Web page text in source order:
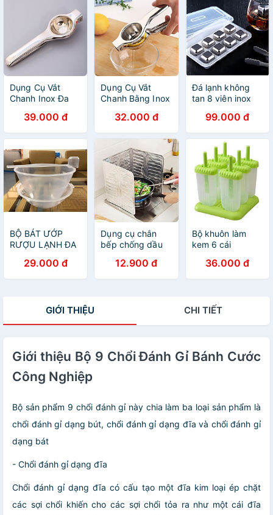
Dụng Cụ Vắt
Chanh Inox Đa
39.000 đ
Dụng Cụ Vắt
Chanh Bằng Inox
Gỉ - Nhỏ Gọn -
Tiện Dụng (Màu
32.000 đ
Đá lạnh không
tan 8 viên inox
29g99.000 đ
BỘ BÁT ƯỚP
RƯỢU LẠNH ĐA
GỒM 1 BÁT
ĐỰNG RƯỢU , 1
29.000 đ
Dụng cụ chắn
bếp chống dầu
12.900 đ
Bộ khuôn làm
kem 6 cái
36.000 đ
GIỚI THIỆU CHI TIẾT
Giới thiệu Bộ 9 Chổi Đánh Gỉ Bánh Cước
Công Nghiệp
Bộ sản phẩm 9 chổi đánh gỉ này chia làm ba loại sản phẩm là
chổi đánh gỉ dạng bút, chổi đánh gỉ dạng đĩa và chổi đánh gỉ
dạng bát
- Chổi đánh gỉ dạng đĩa
Chổi đánh gỉ dạng đĩa có cấu tạo một đĩa kim loại ép chặt
các sợi chổi khiến cho các sợi chổi tỏa ra như một cái đĩa